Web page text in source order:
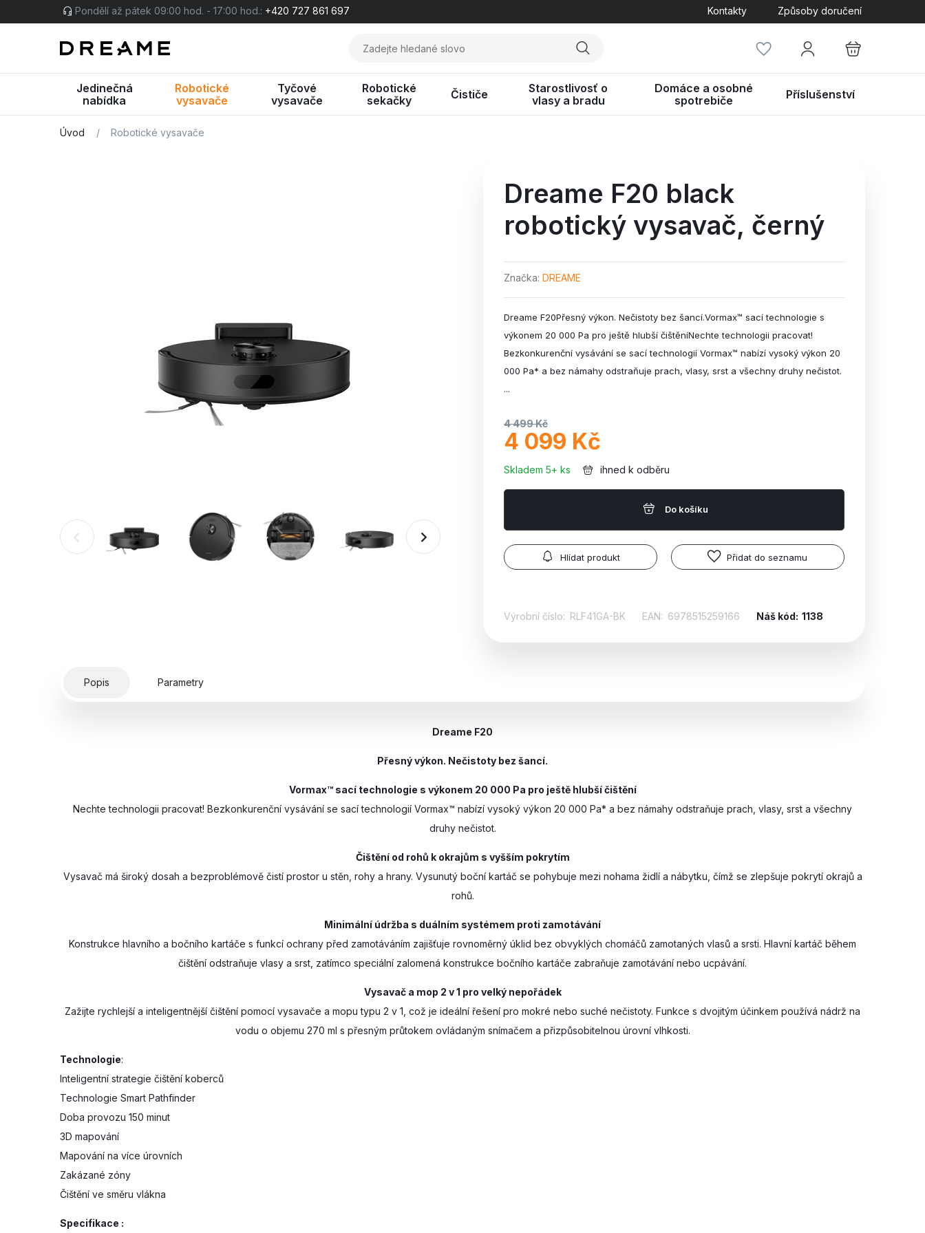
Pondělí až pátek 09:00 hod. - 17:00 hod.: +420 727 861 697 Kontakty Způsoby doručení
Jedinečná
nabídka
Robotické
vysavače
Tyčové
vysavače
Robotické
sekačky
Čističe
Starostlivosť o
vlasy a bradu
Domáce a osobné
spotrebiče
Příslušenství
Úvod / Robotické vysavače
Dreame F20 black
robotický vysavač, černý
Značka DREAME
Dreame F20Přesný výkon. Nečistoty bez šancí.Vormax™ sací technologie s
výkonem 20 000 Pa pro ještě hlubší čištěníNechte technologii pracovat!
Bezkonkurenční vysávání se sací technologií Vormax™ nabízí vysoký výkon 20
000 Pa* a bez námahy odstraňuje prach, vlasy, srst a všechny druhy nečistot.
...
4 499 Kč
4 099 Kč
Skladem 5+ ks ihned k odběru
Do košíku
Hlídat produkt Přidat do seznamu
Výrobní číslo: RLF41GA-BK EAN: 6978515259166 Náš kód: 1138
Popis Parametry
Dreame F20
Přesný výkon. Nečistoty bez šancí.
Vormax™ sací technologie s výkonem 20 000 Pa pro ještě hlubší čištění
Nechte technologii pracovat! Bezkonkurenční vysávání se sací technologií Vormax™ nabízí vysoký výkon 20 000 Pa* a bez námahy odstraňuje prach, vlasy, srst a všechny
druhy nečistot.
Čištění od rohů k okrajům s vyšším pokrytím
Vysavač má široký dosah a bezproblémově čistí prostor u stěn, rohy a hrany. Vysunutý boční kartáč se pohybuje mezi nohama židlí a nábytku, čímž se zlepšuje pokrytí okrajů a
rohů.
Minimální údržba s duálním systémem proti zamotávání
Konstrukce hlavního a bočního kartáče s funkcí ochrany před zamotáváním zajišťuje rovnoměrný úklid bez obvyklých chomáčů zamotaných vlasů a srsti. Hlavní kartáč během
čištění odstraňuje vlasy a srst, zatímco speciální zalomená konstrukce bočního kartáče zabraňuje zamotávání nebo ucpávání.
Vysavač a mop 2 v 1 pro velký nepořádek
Zažijte rychlejší a inteligentnější čištění pomocí vysavače a mopu typu 2 v 1, což je ideální řešení pro mokré nebo suché nečistoty. Funkce s dvojitým účinkem používá nádrž na
vodu o objemu 270 ml s přesným průtokem ovládaným snímačem a přizpůsobitelnou úrovní vlhkosti.
Technologie:
Inteligentní strategie čištění koberců
Technologie Smart Pathfinder
Doba provozu 150 minut
3D mapování
Mapování na více úrovních
Zakázané zóny
Čištění ve směru vlákna
Specifikace :